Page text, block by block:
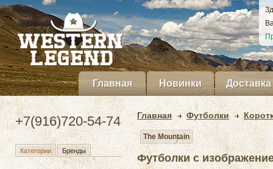
Главная Новинки Доставка
+7(916)720-54-74
Категории Бренды
Главная Футболки
The Mountain
Футболки с